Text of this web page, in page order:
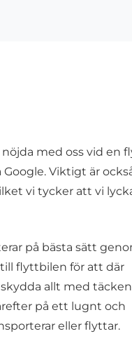
med oss vid en
Viktigt är
vi tycker att vi
på bästa sätt
flyttbilen för att där
allt med täcken
på ett lugnt och
eller flyttar.